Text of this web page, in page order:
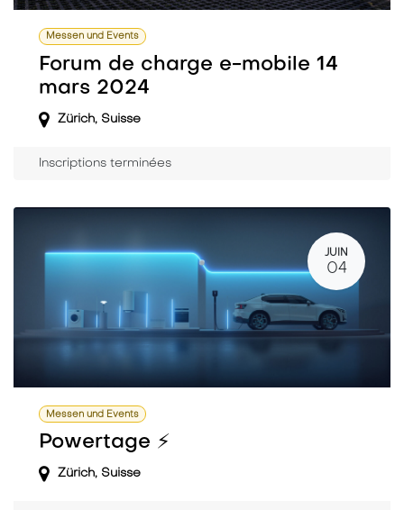
Messen und Events
Forum de charge e-mobile 14
mars 2024
Zürich, Suisse
Inscriptions terminées
JUIN
04
Messen und Events
Powertage ⚡️
Zürich, Suisse